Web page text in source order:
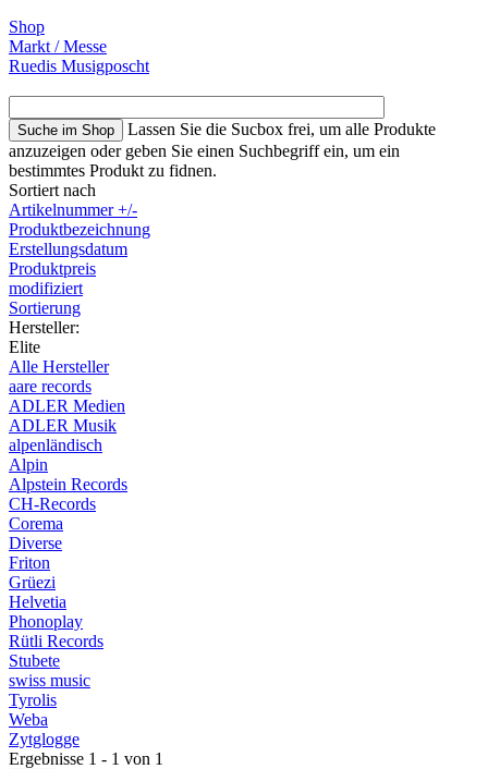
Shop
Markt / Messe
Ruedis Musigposcht
Lassen Sie die Sucbox frei, um alle Produkte
anzuzeigen oder geben Sie einen Suchbegriff ein, um ein
bestimmtes Produkt zu fidnen.
Sortiert nach
Artikelnummer +/-
Produktbezeichnung
Erstellungsdatum
Produktpreis
modifiziert
Sortierung
Hersteller:
Elite
Alle Hersteller
aare records
ADLER Medien
ADLER Musik
alpenländisch
Alpin
Alpstein Records
CH-Records
Corema
Diverse
Friton
Grüezi
Helvetia
Phonoplay
Rütli Records
Stubete
swiss music
Tyrolis
Weba
Zytglogge
Ergebnisse 1 - 1 von 1